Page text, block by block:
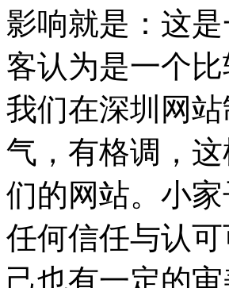
影响就是：这
客认为是一个
我们在深圳网
气，有格调，
们的网站。小
任何信任与认
己也有一定的